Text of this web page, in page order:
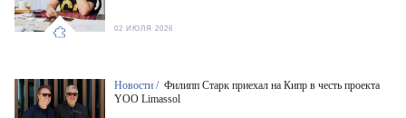
02 ИЮЛЯ 2026
Новости / Филипп Старк приехал на Кипр в честь проекта
YOO Limassol